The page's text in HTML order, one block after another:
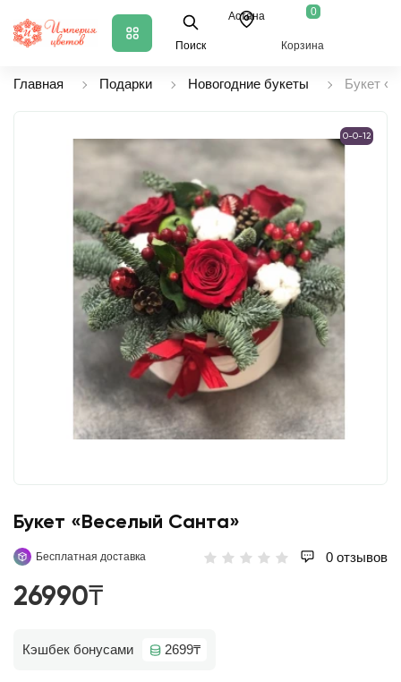
Поиск
Астана 0
Корзина
Главная Подарки Новогодние букеты Букет
0-0-12
Букет «Веселый Санта»
Бесплатная доставка 0 отзывов
26990₸
Кэшбек бонусами 2699₸